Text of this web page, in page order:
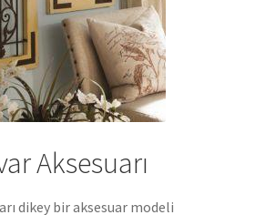
Aksesuarı
dikey bir aksesuar modeli